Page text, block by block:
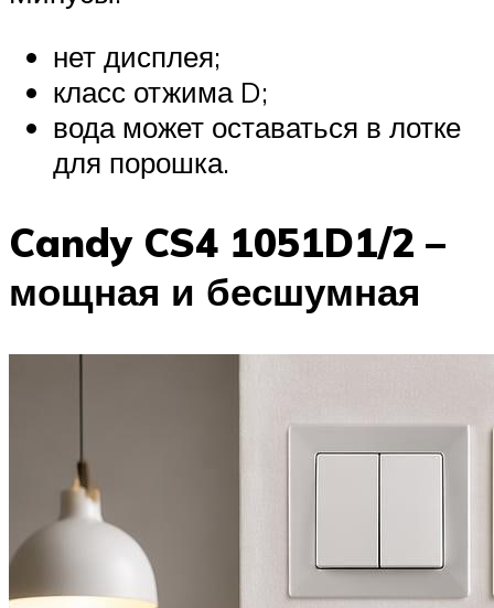
нет дисплея;
класс отжима D;
вода может оставаться в лотке
для порошка.
Candy CS4 1051D1/2 –
мощная и бесшумная